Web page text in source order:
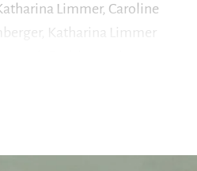
Limmer, Caroline
Katharina Limmer
im Spannungsfeld
Dabei